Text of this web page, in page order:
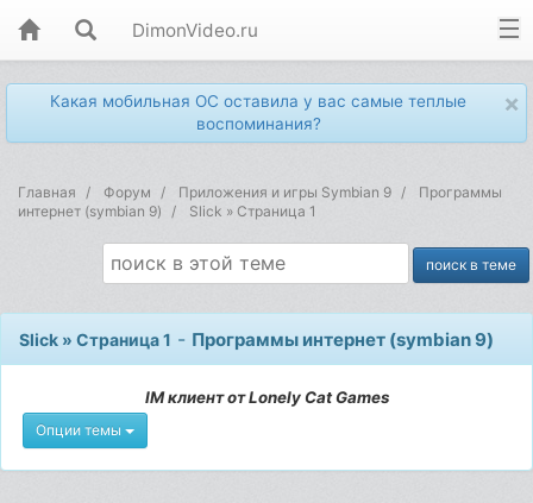
DimonVideo.ru
×
Какая мобильная ОС оставила у вас самые теплые
воспоминания?
Главная Форум Приложения и игры Symbian 9
Программы
интернет (symbian 9)
Slick » Страница 1
Slick » Страница 1 - Программы интернет (symbian 9)
IM клиент от Lonely Cat Games
Опции темы